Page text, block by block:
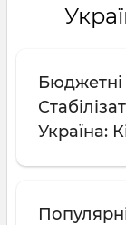
Бюджетні
Україна: